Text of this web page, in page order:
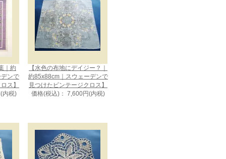
｜約
ンで
ス】
内税)
【水色の布地にデイジー？｜
約85x88cm｜スウェーデンで
見つけたビンテージクロス】
価格(税込)： 7,600円(内税)